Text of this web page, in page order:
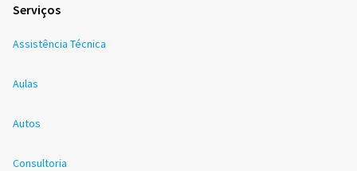
Serviços
Assistência Técnica
Aulas
Autos
Consultoria